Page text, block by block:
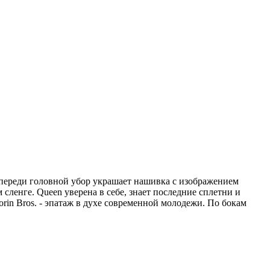
головной убор украшает нашивка с изображением
Queen уверена в себе, знает последние сплетни и
Bros. - эпатаж в духе современной молодежи. По бокам